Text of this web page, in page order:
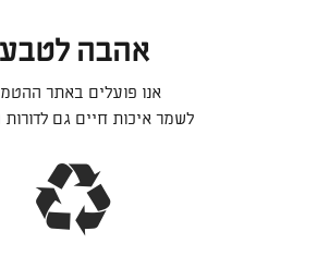
אהבה לטבע
אנו פועלים באתר
לשמר איכות חיים גם לדורות